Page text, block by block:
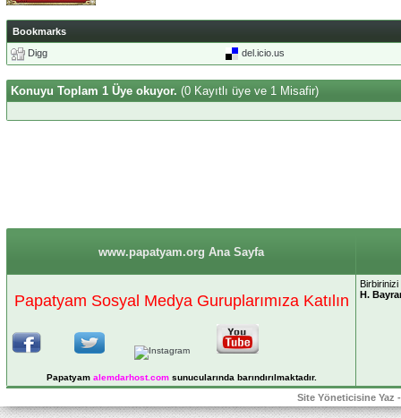
Bookmarks
Digg
del.icio.us
Konuyu Toplam 1 Üye okuyor. (0 Kayıtlı üye ve 1 Misafir)
www.papatyam.org Ana Sayfa
Papatyam Sosyal Medya Guruplarımıza Katılın
Papatyam alemdarhost.comsunucularında barındırılmaktadır.
Birbirinizi
H.
Site Yöneticisine Yaz